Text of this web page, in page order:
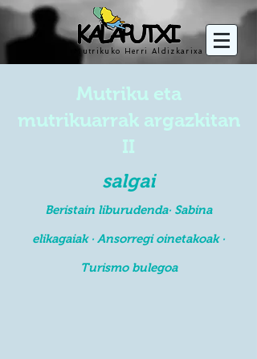
Mutrikuko Herri Aldizkarixa
Mutriku eta
mutrikuarrak argazkitan
II
salgai
Beristain liburudenda· Sabina
elikagaiak · Ansorregi oinetakoak ·
Turismo bulegoa